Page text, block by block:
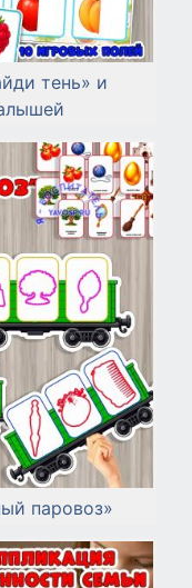
тень» и
паровоз»